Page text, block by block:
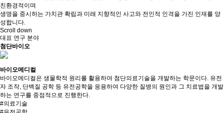
친환경적이며
생명을 중시하는 가치관 확립과 미래 지향적인 사고와 전인적 인격을 가진 인재를 양
성합니다.
Scroll down
대표 연구 분야
첨단바이오
바이오메디컬
바이오메디컬은 생물학적 원리를 활용하여 첨단의료기술을 개발하는 학문이다. 유전
자 조작, 단백질 공학 등 유전공학을 응용하여 다양한 질병의 원인과 그 치료법을 개발
하는 연구를 중점적으로 진행한다.
#의료기술